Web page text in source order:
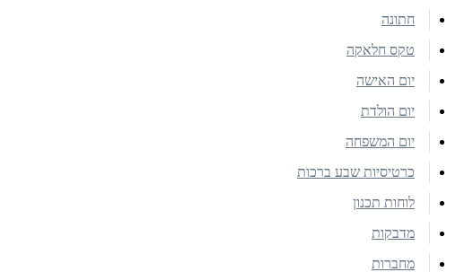
חתונה
טקס חלאקה
יום האישה
יום הולדת
יום המשפחה
כרטיסיות שבע ברכות
לוחות תכנון
מדבקות
מחברות